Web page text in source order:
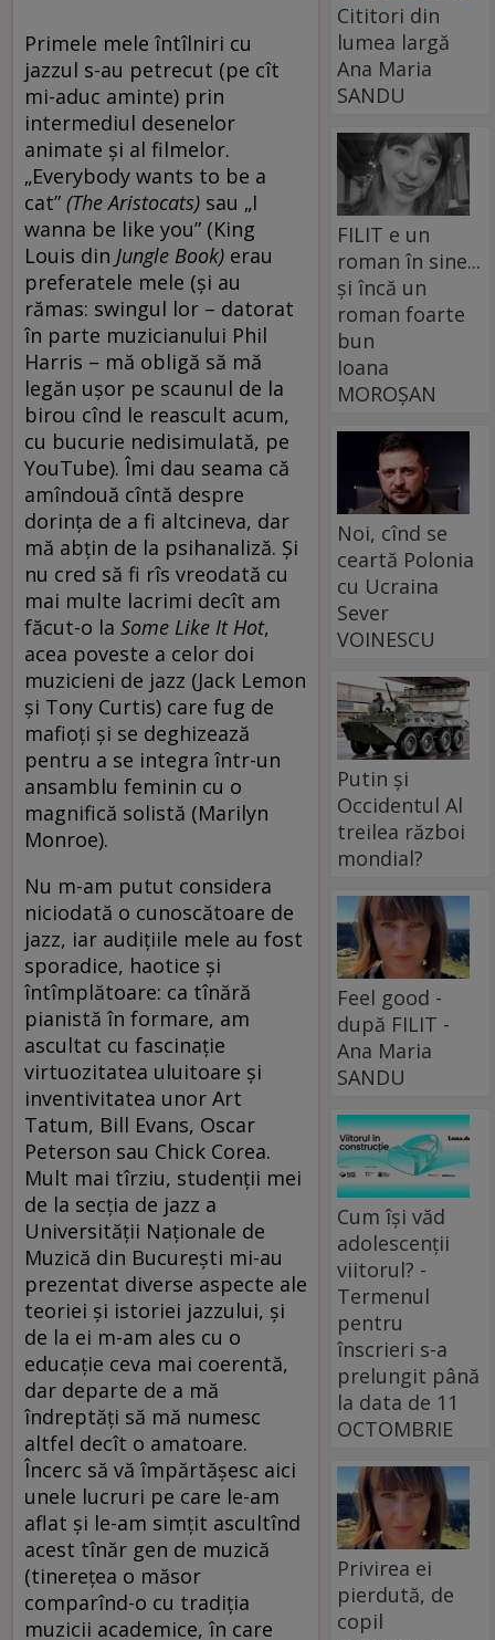
Primele mele întîlniri cu
jazzul s-au petrecut (pe cît
mi-aduc aminte) prin
intermediul desenelor
animate și al filmelor.
„Everybody wants to be a
cat” (The Aristocats) sau „I
wanna be like you” (King
Louis din Jungle Book) erau
preferatele mele (și au
rămas: swingul lor – datorat
în parte muzicianului Phil
Harris – mă obligă să mă
legăn ușor pe scaunul de la
birou cînd le reascult acum,
cu bucurie nedisimulată, pe
YouTube). Îmi dau seama că
amîndouă cîntă despre
dorința de a fi altcineva, dar
mă abțin de la psihanaliză. Și
nu cred să fi rîs vreodată cu
mai multe lacrimi decît am
făcut-o la Some Like It Hot,
acea poveste a celor doi
muzicieni de jazz (Jack Lemon
și Tony Curtis) care fug de
mafioți și se deghizează
pentru a se integra într-un
ansamblu feminin cu o
magnifică solistă (Marilyn
Monroe).
Nu m-am putut considera
niciodată o cunoscătoare de
jazz, iar audițiile mele au fost
sporadice, haotice și
întîmplătoare: ca tînără
pianistă în formare, am
ascultat cu fascinație
virtuozitatea uluitoare și
inventivitatea unor Art
Tatum, Bill Evans, Oscar
Peterson sau Chick Corea.
Mult mai tîrziu, studenții mei
de la secția de jazz a
Universității Naționale de
Muzică din București mi-au
prezentat diverse aspecte ale
teoriei și istoriei jazzului, și
de la ei m-am ales cu o
educație ceva mai coerentă,
dar departe de a mă
îndreptăți să mă numesc
altfel decît o amatoare.
Încerc să vă împărtășesc aici
unele lucruri pe care le-am
aflat și le-am simțit ascultînd
acest tînăr gen de muzică
(tinerețea o măsor
comparînd-o cu tradiția
muzicii academice, în care
Cititori din
lumea largă
Ana Maria
SANDU
FILIT e un
roman în sine...
și încă un
roman foarte
bun
Ioana
MOROȘAN
Noi, cînd se
ceartă Polonia
cu Ucraina
Sever
VOINESCU
Putin și
Occidentul Al
treilea război
mondial?
Feel good -
după FILIT -
Ana Maria
SANDU
Cum își văd
adolescenții
viitorul? -
Termenul
pentru
înscrieri s-a
prelungit până
la data de 11
OCTOMBRIE
Privirea ei
pierdută, de
copil